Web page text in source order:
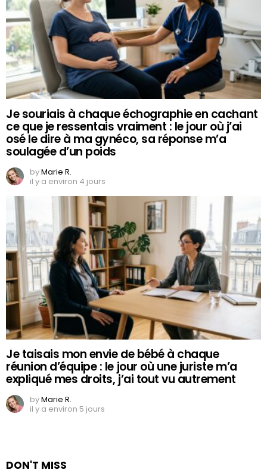
Je souriais à chaque échographie en cachant
ce que je ressentais vraiment : le jour où j’ai
osé le dire à ma gynéco, sa réponse m’a
soulagée d’un poids
byMarie R.
il y a environ 4 jours
Je taisais mon envie de bébé à chaque
réunion d’équipe : le jour où une juriste m’a
expliqué mes droits, j’ai tout vu autrement
byMarie R.
il y a environ 5 jours
DON'T MISS